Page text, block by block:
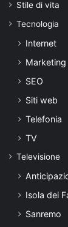
Stile di vita
Tecnologia
Internet
Marketing
SEO
Siti web
Telefonia
TV
Televisione
Isola dei
Sanremo